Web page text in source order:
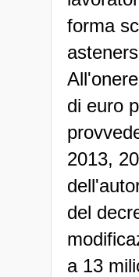
forma
di euro
2013,
del
a 13